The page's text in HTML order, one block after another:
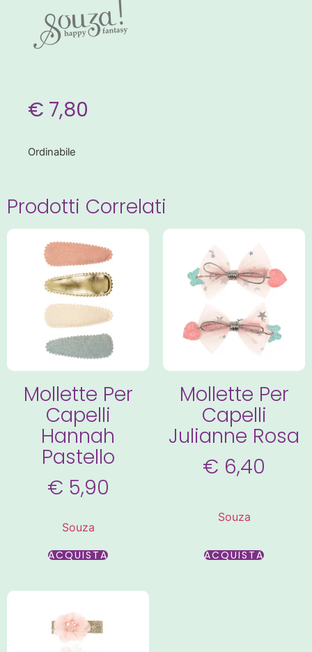
€ 7,80
Ordinabile
Prodotti Correlati
Mollette Per
Capelli
Hannah
Pastello
€ 5,90
Souza
ACQUISTA
Mollette Per
Capelli
Julianne Rosa
€ 6,40
Souza
ACQUISTA